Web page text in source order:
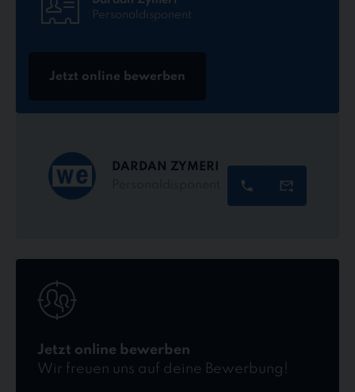
Personaldisponent
Jetzt online bewerben
DARDAN ZYMERI
Jetzt online bewerben
Wir freuen uns auf deine Bewerbung!
online
bewerben